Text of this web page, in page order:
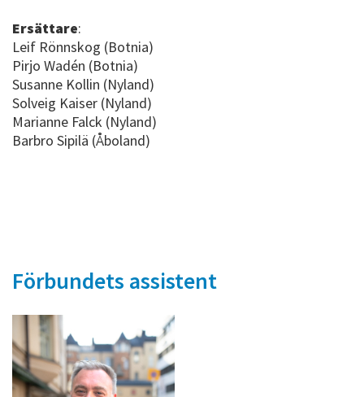
Ersättare:
Leif Rönnskog (Botnia)
Pirjo Wadén (Botnia)
Susanne Kollin (Nyland)
Solveig Kaiser (Nyland)
Marianne Falck (Nyland)
Barbro Sipilä (Åboland)
Förbundets assistent